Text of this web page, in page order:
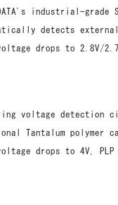
industrial-grade
detects
voltage drops to 2.8V/
voltage detection
Tantalum polymer
voltage drops to 4V,